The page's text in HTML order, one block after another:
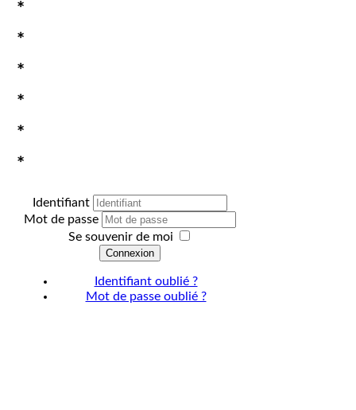
*
*
*
*
*
*
Identifiant
Mot de passe
Se souvenir de moi
Connexion
Identifiant oublié ?
Mot de passe oublié ?